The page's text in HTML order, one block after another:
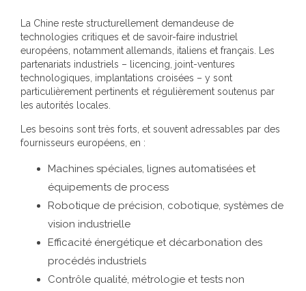
La Chine reste structurellement demandeuse de
technologies critiques et de savoir-faire industriel
européens, notamment allemands, italiens et français. Les
partenariats industriels – licencing, joint-ventures
technologiques, implantations croisées – y sont
particulièrement pertinents et régulièrement soutenus par
les autorités locales.
Les besoins sont très forts, et souvent adressables par des
fournisseurs européens, en :
Machines spéciales, lignes automatisées et
équipements de process
Robotique de précision, cobotique, systèmes de
vision industrielle
Efficacité énergétique et décarbonation des
procédés industriels
Contrôle qualité, métrologie et tests non